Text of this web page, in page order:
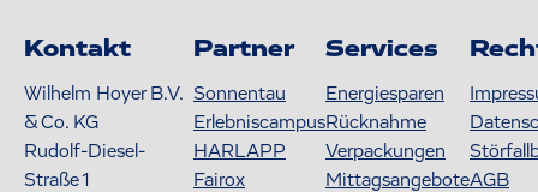
Kontakt
Wilhelm Hoyer B.V.
& Co. KG
Rudolf-Diesel-
Straße 1
Partner
Sonnentau
Erlebniscampus
HARLAPP
Fairox
Services
Energiesparen
Rücknahme
Verpackungen
MittagsangeboteAGB